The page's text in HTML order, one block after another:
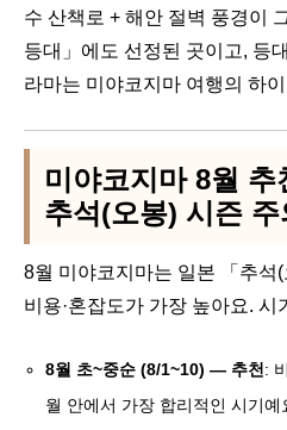
수 산책로 + 해안 절벽 풍경이
등대」에도 선정된 곳이고, 등
라마는 미야코지마 여행의 하
미야코지마 8월
추석(오봉) 시즌
8월 미야코지마는 일본 「추석
비용·혼잡도가 가장 높아요. 시
8월 초~중순 (8/1~10) — 추천:
월 안에서 가장 합리적인 시기